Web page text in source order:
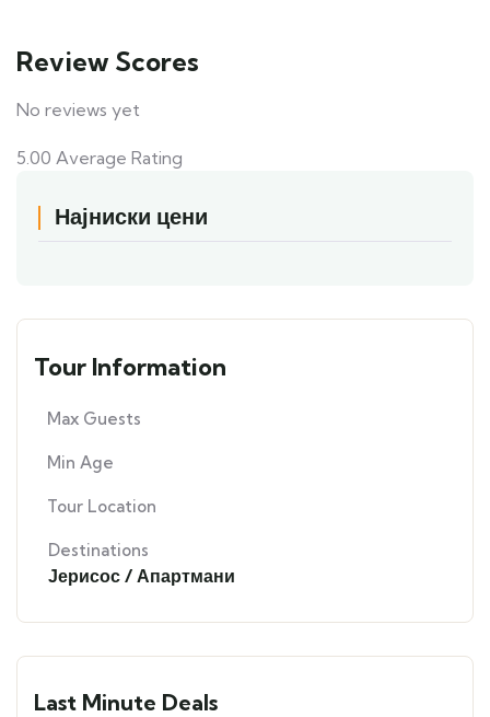
Review Scores
No reviews yet
5.00 Average Rating
Најниски цени
Tour Information
Max Guests
Min Age
Tour Location
Destinations
Јерисос / Апартмани
Last Minute Deals